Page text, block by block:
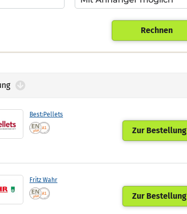
Rechnen
Best:Pellets
Zur Bestellung
Fritz Wahr
Zur Bestellung